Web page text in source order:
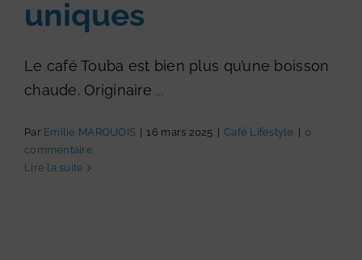
uniques
Le café Touba est bien plus qu’une boisson
chaude. Originaire ...
Par Emilie MARQUOIS 16 mars 2025 Café Lifestyle
0
commentaire
Lire la suite